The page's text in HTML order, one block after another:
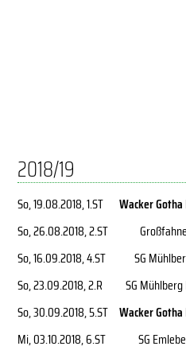
2018/19
So, 19.08.2018, 1.ST Wacker Gotha
So, 26.08.2018, 2.ST
So, 16.09.2018, 4.ST SG
So, 23.09.2018, 2.R SG
So, 30.09.2018, 5.ST Wacker Gotha
Mi, 03.10.2018, 6.ST SG